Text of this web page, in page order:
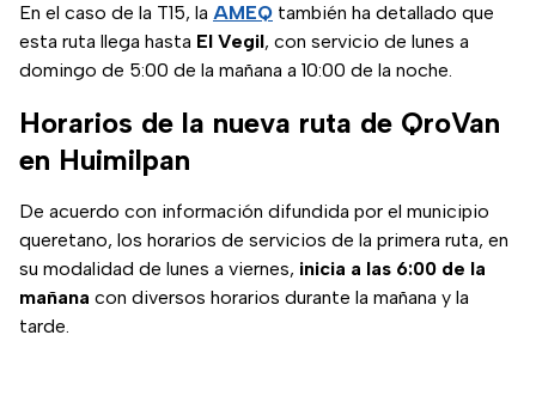
En el caso de la T15, la AMEQ también ha detallado que
esta ruta llega hasta El Vegil, con servicio de lunes a
domingo de 5:00 de la mañana a 10:00 de la noche.
Horarios de la nueva ruta de QroVan
en Huimilpan
De acuerdo con información difundida por el municipio
queretano, los horarios de servicios de la primera ruta, en
su modalidad de lunes a viernes, inicia a las 6:00 de la
mañana con diversos horarios durante la mañana y la
tarde.